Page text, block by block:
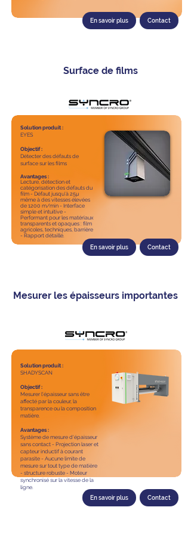
Contact
En savoir plus
Surface de films
Solution produit :
EYES
Objectif :
Détecter des défauts de
surface sur les films
Avantages :
Lecture, détection et
catégorisation des défauts du
film - Défaut jusqu'à 25µ
même à des vitesses élevées
de 1200 m/min - Interface
simple et intuitive -
Performant pour les matériaux
transparents et opaques : film
agricoles, techniques, barrière
- Rapport détaillé.
En savoir plus Contact
Mesurer les épaisseurs importantes
Solution produit :
SHADYSCAN
Objectif :
Mesurer l'épaisseur sans être
affecté par la couleur, la
transparence ou la composition
matière.
Avantages :
Système de mesure d'épaisseur
sans contact - Projection laser et
capteur inductif à courant
parasite - Aucune limite de
mesure sur tout type de matière
- structure robuste - Moteur
synchronisé sur la vitesse de la
ligne.
En savoir plus Contact